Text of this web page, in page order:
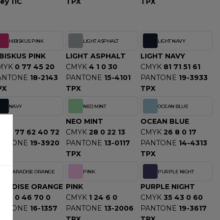
HIBISKUS PINK
PINK
0 77 45 20
18-2143
LIGHT ASPHALT
LIGHT ASPHALT
CMYK 4 1 0 30
PANTONE 15-4101
TPX
LIGHT NAVY
LIGHT NAVY
CMYK 81 71 51 61
PANTONE 19-3933
TPX
NAVY
77 62 40 72
19-3920
NEO MINT
NEO MINT
CMYK 28 0 22 13
PANTONE 13-0117
TPX
OCEAN BLUE
OCEAN BLUE
CMYK 26 8 0 17
PANTONE 14-4313
TPX
PARADISE ORANGE
ORANGE
0 46 70 0
16-1357
PINK
PINK
CMYK 1 24 6 0
PANTONE 13-2006
PURPLE NIGHT
PURPLE NIGHT
CMYK 35 43 0 60
PANTONE 19-3617